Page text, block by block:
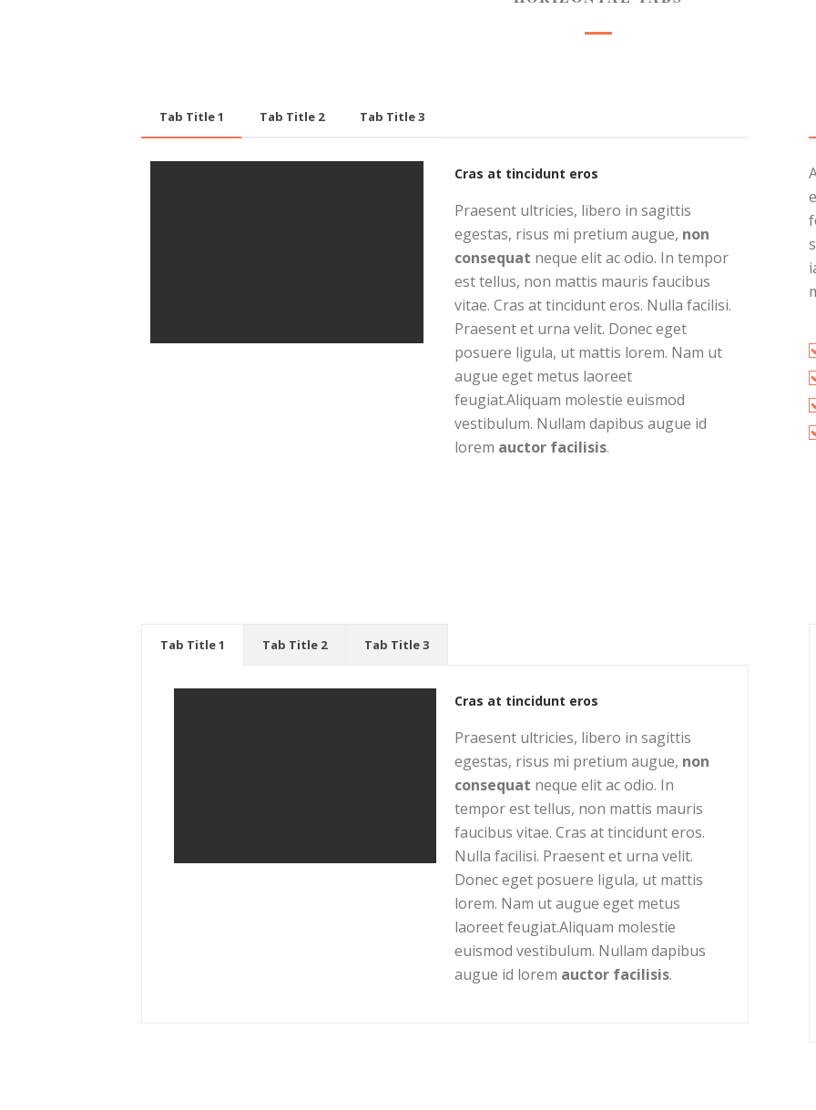
Tab Title 1 Tab Title 2 Tab Title 3
Cras at tincidunt eros
Praesent ultricies, libero in sagittis
egestas, risus mi pretium augue, non
consequat neque elit ac odio. In tempor
est tellus, non mattis mauris faucibus
vitae. Cras at tincidunt eros. Nulla facilisi.
Praesent et urna velit. Donec eget
posuere ligula, ut mattis lorem. Nam ut
augue eget metus laoreet
feugiat.Aliquam molestie euismod
vestibulum. Nullam dapibus augue id
lorem auctor facilisis.
Tab Title 1 Tab Title 2 Tab Title 3
Cras at tincidunt eros
Praesent ultricies, libero in sagittis
egestas, risus mi pretium augue, non
consequat neque elit ac odio. In
tempor est tellus, non mattis mauris
faucibus vitae. Cras at tincidunt eros.
Nulla facilisi. Praesent et urna velit.
Donec eget posuere ligula, ut mattis
lorem. Nam ut augue eget metus
laoreet feugiat.Aliquam molestie
euismod vestibulum. Nullam dapibus
augue id lorem auctor facilisis.